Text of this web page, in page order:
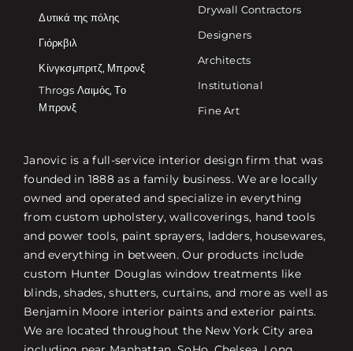
Δυτικά της πόλης
Γιόρκβιλ
Κίνγκσμπριτζ, Μπρονξ
Throgs Λαιμός, Το
Μπρονξ
Drywall Contractors
Designers
Architects
Institutional
Fine Art
Janovic is a full-service interior design firm that was
founded in 1888 as a family business. We are locally
owned and operated and specialize in everything
from custom upholstery, wallcoverings, hand tools
and power tools, paint sprayers, ladders, housewares,
and everything in between. Our products include
custom Hunter Douglas window treatments like
blinds, shades, shutters, curtains, and more as well as
Benjamin Moore interior paints and exterior paints.
We are located throughout the New York City area